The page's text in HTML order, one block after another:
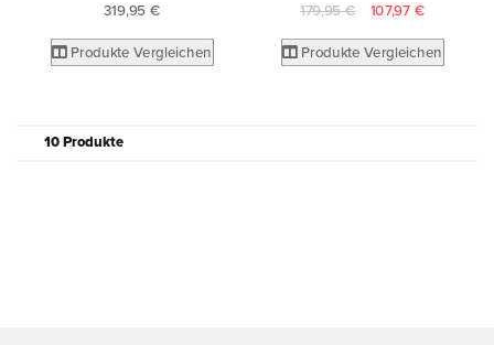
319,95 €
Produkte Vergleichen
179,95 € 107,97 €
Produkte Vergleichen
10 Produkte